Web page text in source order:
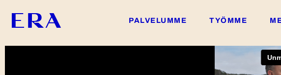
PALVELUMME TYÖMME